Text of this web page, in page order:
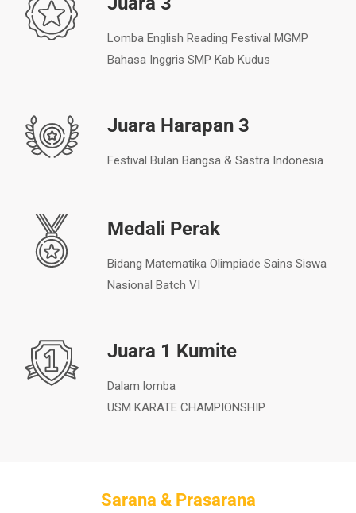
Lomba English Reading Festival MGMP
Bahasa Inggris SMP Kab Kudus
Juara Harapan 3
Festival Bulan Bangsa & Sastra Indonesia
Medali Perak
Bidang Matematika Olimpiade Sains Siswa
Nasional Batch VI
Juara 1 Kumite
Dalam lomba
USM KARATE CHAMPIONSHIP
Sarana & Prasarana